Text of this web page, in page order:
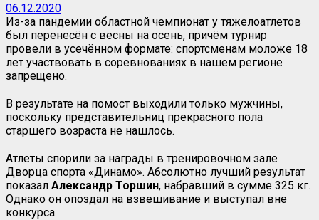
06.12.2020
Из-за пандемии областной чемпионат у тяжелоатлетов
был перенесён с весны на осень, причём турнир
провели в усечённом формате: спортсменам моложе 18
лет участвовать в соревнованиях в нашем регионе
запрещено.
В результате на помост выходили только мужчины,
поскольку представительниц прекрасного пола
старшего возраста не нашлось.
Атлеты спорили за награды в тренировочном зале
Дворца спорта «Динамо». Абсолютно лучший результат
показал Александр Торшин, набравший в сумме 325 кг.
Однако он опоздал на взвешивание и выступал вне
конкурса.